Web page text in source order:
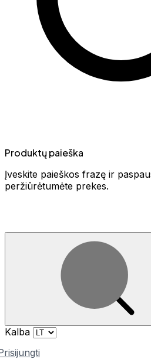
Produktų paieška
Įveskite paieškos frazę ir
peržiūrėtumėte prekes.
Kalba